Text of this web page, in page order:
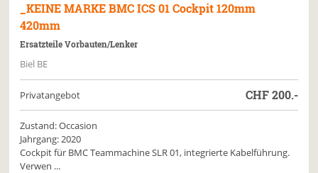
_KEINE MARKE BMC ICS 01 Cockpit 120mm
420mm
Ersatzteile Vorbauten/Lenker
Biel BE
Privatangebot CHF200.-
Zustand: Occasion
Jahrgang: 2020
Cockpit für BMC Teammachine SLR 01, integrierte Kabelführung.
Verwen ...